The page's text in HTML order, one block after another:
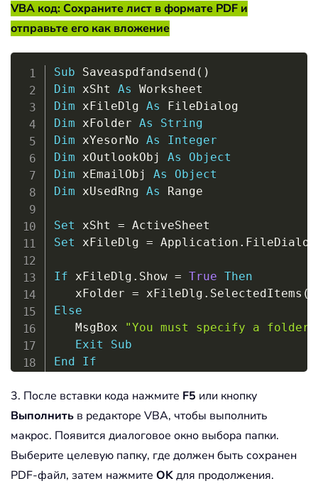
VBA код: Сохраните лист в формате PDF и
отправьте его как вложение
Sub Saveaspdfandsend ( )
Dim xSht As
Dim xFileDlg As
Dim xFolder As
String
Dim xYesorNo As
Integer
Dim xOutlookObj As
Object
Dim xEmailObj As
Object
Dim xUsedRng As Range
Set xSht =
Set xFileDlg = Application . FileDialog
If xFileDlg . Show = True Then
   xFolder
= xFileDlg . SelectedItems (
Else
   MsgBox
"You must specify a
Exit
Sub
End
If
'Check if file already exist
If
0
                      vbYesNo
+
On
Error Resume
Next
3. После вставки кода нажмите F5 или кнопку
Выполнить в редакторе VBA, чтобы выполнить
макрос. Появится диалоговое окно выбора папки.
Выберите целевую папку, где должен быть сохранен
PDF-файл, затем нажмите OKдля продолжения.